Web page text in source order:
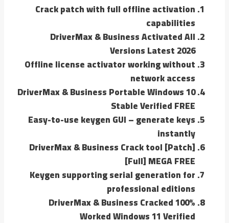
Crack patch with full offline activation
capabilities
DriverMax & Business Activated All
Versions Latest 2026
Offline license activator working without
network access
DriverMax & Business Portable Windows 10
Stable Verified FREE
Easy-to-use keygen GUI – generate keys
instantly
DriverMax & Business Crack tool [Patch]
[Full] MEGA FREE
Keygen supporting serial generation for
professional editions
DriverMax & Business Cracked 100%
Worked Windows 11 Verified